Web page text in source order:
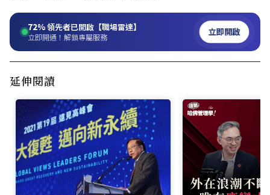
72%領先者已開啟【職場雷達】
立即開通！解鎖專屬服務 立即開啟
延伸閱讀